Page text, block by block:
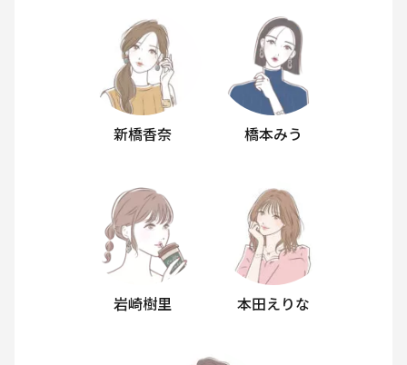
新橋香奈 橋本みう
岩崎樹里 本田えりな